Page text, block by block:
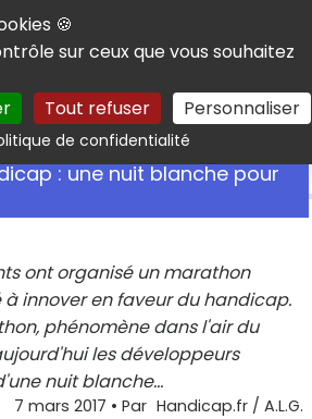
cookies
🍪
sur ceux que vous souhaitez
Tout refuser Personnaliser
de confidentialitéRechercher
: une nuit blanche pour
ont organisé un marathon
innover en faveur du handicap.
phénomène dans l'air du
les développeurs
nuit blanche...
7 mars 2017 • Par Handicap.fr / A.L.G.